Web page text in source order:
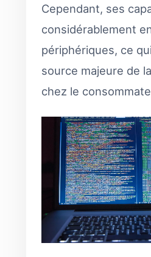
Cependant, ses
considérablement
périphériques, ce
source majeure de
chez le